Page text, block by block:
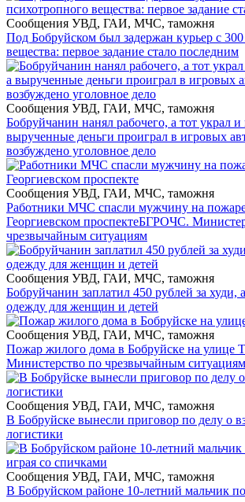
Сообщения УВД, ГАИ, МЧС, таможня
Под Бобруйском был задержан курьер с
вещества: первое задание стало последним
Сообщения УВД, ГАИ, МЧС, таможня
Бобруйчанин нанял рабочего, а тот украл
вырученные деньги проиграл в игровых
возбуждено уголовное дело
Сообщения УВД, ГАИ, МЧС, таможня
Работники МЧС спасли мужчину на
Георгиевском проспектеБГРОЧС.
чрезвычайным ситуациям
Сообщения УВД, ГАИ, МЧС, таможня
Бобруйчанин заплатил 450 рублей за худи,
одежду для женщин и детей
Сообщения УВД, ГАИ, МЧС, таможня
Пожар жилого дома в Бобруйске на улице
Министерство по чрезвычайным ситуациям
Сообщения УВД, ГАИ, МЧС, таможня
В Бобруйске вынесли приговор по делу о
логистики
Сообщения УВД, ГАИ, МЧС, таможня
В Бобруйском районе 10-летний мальчик